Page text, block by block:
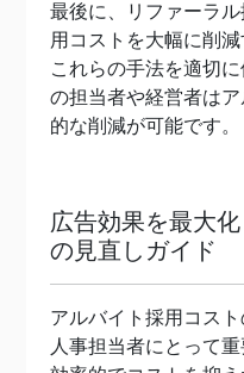
最後に、リファーラ
用コストを大幅に削
これらの手法を適切
の担当者や経営者は
的な削減が可能です。
広告効果を最大
の見直しガイド
アルバイト採用コス
人事担当者にとって重